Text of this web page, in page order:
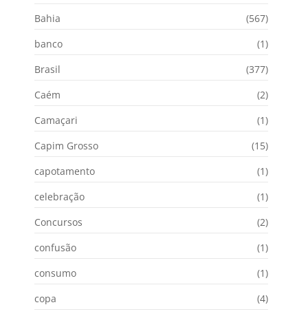
Bahia
(567)
banco
(1)
Brasil
(377)
Caém
(2)
Camaçari
(1)
Capim Grosso
(15)
capotamento
(1)
celebração
(1)
Concursos
(2)
confusão
(1)
consumo
(1)
copa
(4)